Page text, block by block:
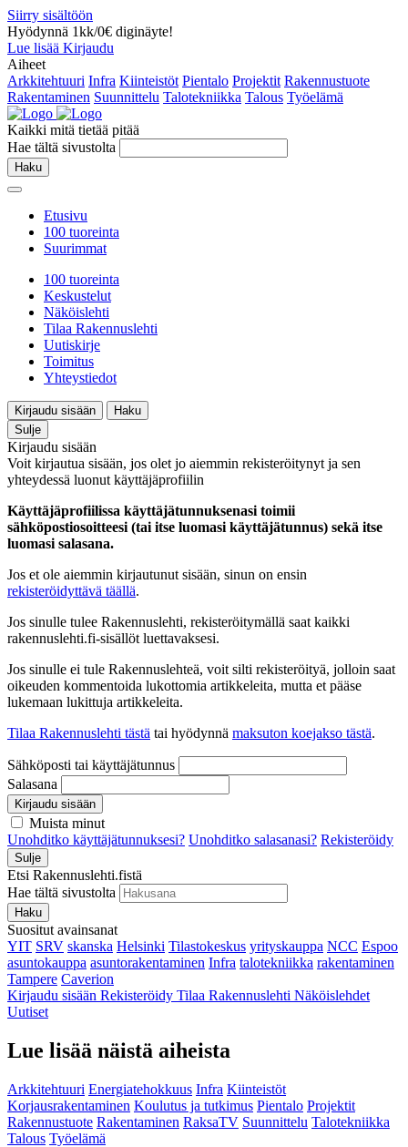
Siirry sisältöön
Hyödynnä 1kk/0€ diginäyte!
Lue lisää Kirjaudu
Aiheet
Arkkitehtuuri Infra Kiinteistöt Pientalo Projektit Rakennustuote
Rakentaminen Suunnittelu Talotekniikka Talous Työelämä
Kaikki mitä tietää pitää
Hae tältä sivustolta
Haku
Etusivu
100 tuoreinta
Suurimmat
100 tuoreinta
Keskustelut
Näköislehti
Tilaa Rakennuslehti
Uutiskirje
Toimitus
Yhteystiedot
Kirjaudu sisään
Haku
Sulje
Kirjaudu sisään
Voit kirjautua sisään, jos olet jo aiemmin rekisteröitynyt ja sen
yhteydessä luonut käyttäjäprofiilin
Käyttäjäprofiilissa käyttäjätunnuksenasi toimii
sähköpostiosoitteesi (tai itse luomasi käyttäjätunnus) sekä itse
luomasi salasana.
Jos et ole aiemmin kirjautunut sisään, sinun on ensin
rekisteröidyttävä täällä.
Jos sinulle tulee Rakennuslehti, rekisteröitymällä saat kaikki
rakennuslehti.fi-sisällöt luettavaksesi.
Jos sinulle ei tule Rakennuslehteä, voit silti rekisteröityä, jolloin saat
oikeuden kommentoida lukottomia artikkeleita, mutta et pääse
lukemaan lukittuja artikkeleita.
Tilaa Rakennuslehti tästä tai hyödynnä maksuton koejakso tästä.
Sähköposti tai käyttäjätunnus
Salasana
Kirjaudu sisään
Muista minut
Unohditko käyttäjätunnuksesi? Unohditko salasanasi? Rekisteröidy
Sulje
Etsi Rakennuslehti.fistä
Hae tältä sivustolta
Haku
Suositut avainsanat
YIT SRV skanska Helsinki Tilastokeskus yrityskauppa NCC Espoo
asuntokauppa asuntorakentaminen Infra talotekniikka rakentaminen
Tampere Caverion
Kirjaudu sisään Rekisteröidy Tilaa Rakennuslehti Näköislehdet
Uutiset
Lue lisää näistä aiheista
Arkkitehtuuri Energiatehokkuus Infra Kiinteistöt
Korjausrakentaminen Koulutus ja tutkimus Pientalo Projektit
Rakennustuote Rakentaminen RaksaTV Suunnittelu Talotekniikka
Talous Työelämä